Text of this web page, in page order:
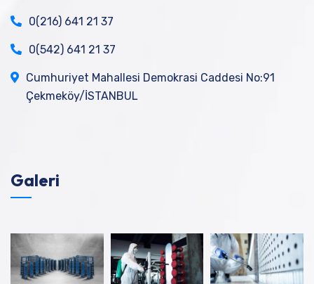
0(216) 641 21 37
0(542) 641 21 37
Cumhuriyet Mahallesi Demokrasi Caddesi No:91
Çekmeköy/İSTANBUL
Galeri